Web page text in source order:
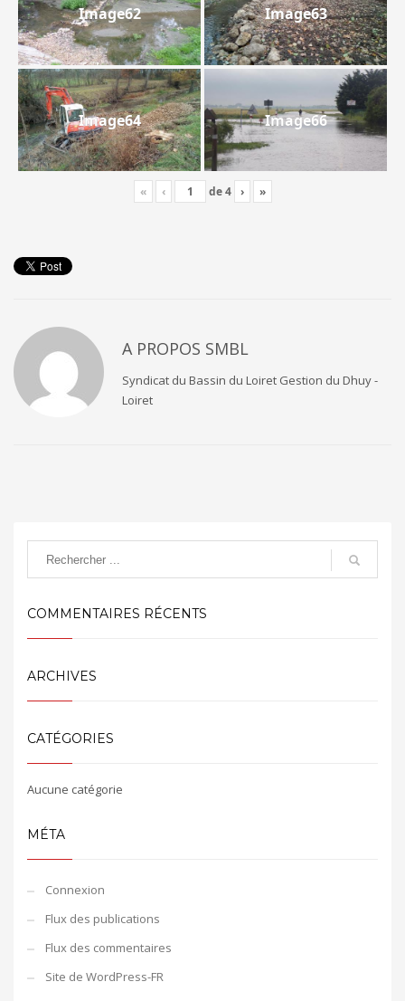
Image62 Image63
Image64 Image66
« ‹ de4 › »
A PROPOS SMBL
Syndicat du Bassin du Loiret Gestion du Dhuy -
Loiret
COMMENTAIRES RÉCENTS
ARCHIVES
CATÉGORIES
Aucune catégorie
MÉTA
Connexion
Flux des publications
Flux des commentaires
Site de WordPress-FR